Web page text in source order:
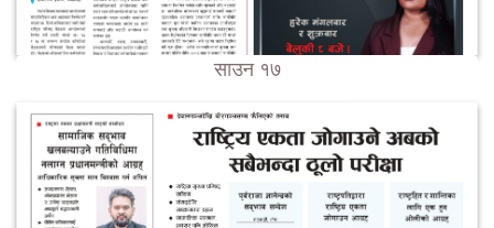
साउन १७